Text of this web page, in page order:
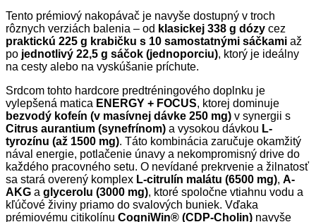
Tento prémiový nakopávač je navyše dostupný v troch
rôznych verziách balenia – od klasickej 338 g dózy cez
praktickú 225 g krabičku s 10 samostatnými sáčkami až
po jednotlivý 22,5 g sáčok (jednoporciu), ktorý je ideálny
na cesty alebo na vyskúšanie príchute.
Srdcom tohto hardcore predtréningového doplnku je
vylepšená matica ENERGY + FOCUS, ktorej dominuje
bezvodý kofeín (v masívnej dávke 250 mg) v synergii s
Citrus aurantium (synefrínom) a vysokou dávkou L-
tyrozínu (až 1500 mg). Táto kombinácia zaručuje okamžitý
nával energie, potlačenie únavy a nekompromisný drive do
každého pracovného setu. O nevídané prekrvenie a žilnatosť
sa stará overený komplex L-citrulín malátu (6500 mg), A-
AKG a glycerolu (3000 mg), ktoré spoločne vtiahnu vodu a
kľúčové živiny priamo do svalových buniek. Vďaka
prémiovému citikolínu CogniWin® (CDP-Cholin) navyše